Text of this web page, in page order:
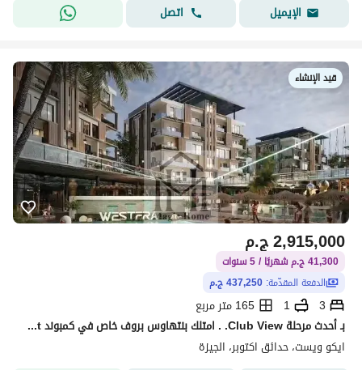
الإيميل
اتصل
قيد الإنشاء
ج.م2,915,000
41,300 ج.م شهريًا / 5 سنوات
الدفعة المقدّمة: 437,250 ج.م
3
1
165 متر مربع
بـ أحدث مرحلة Club View. . امتلك بنتهاوس بروف خاص في كمبوند Eco West أكتوبر!
ايكو ويست، حدائق اكتوبر، الجيزة